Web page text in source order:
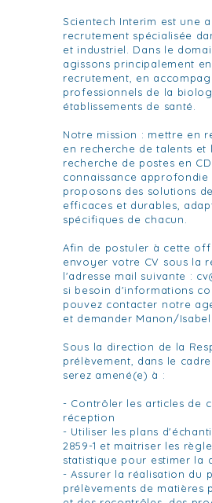
Scientech Interim est une
recrutement spécialisée
et industriel. Dans le
agissons principalement
recrutement, en
professionnels de la
établissements de santé.
Notre mission : mettre en
en recherche de talents et
recherche de postes en
connaissance
proposons des solutions
efficaces et durables,
spécifiques de chacun.
Afin de postuler à cette
envoyer votre CV sous la
l'adresse mail suivante :
si besoin d'informations
pouvez contacter notre
et demander Manon/
Sous la direction de la
prélèvement, dans le
serez amené(e) à :
- Contrôler les articles de
réception
- Utiliser les plans
2859-1 et maitriser les
statistique pour estimer la
- Assurer la réalisation du
prélèvements de matières